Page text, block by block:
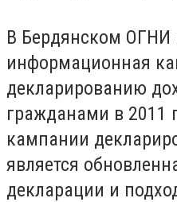
В Бердянском ОГНИ
информационная
декларированию
гражданами в 2011
кампании
является
декларации и